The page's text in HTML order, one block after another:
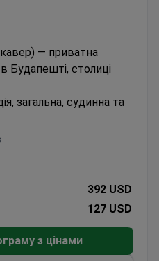
— приватна
в Будапешті, столиці
загальна, судинна та
мають практичний
років
392 USD
127 USD
з цінами